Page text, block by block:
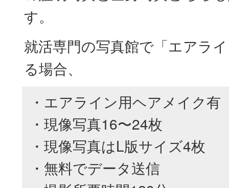
す。
就活専門の写真館で「エアラ
る場合、
・エアライン用ヘアメイク有
・現像写真16〜24枚
・現像写真はL版サイズ4枚
・無料でデータ送信